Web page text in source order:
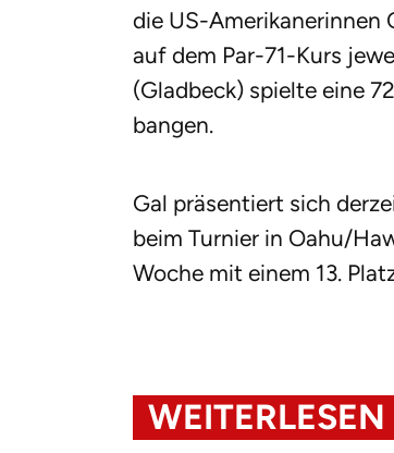
die US-Amerikanerinnen
auf dem Par-71-Kurs
(Gladbeck) spielte eine
bangen.
Gal präsentiert sich
beim Turnier in Oahu/
Woche mit einem 13.
WEITERLESEN